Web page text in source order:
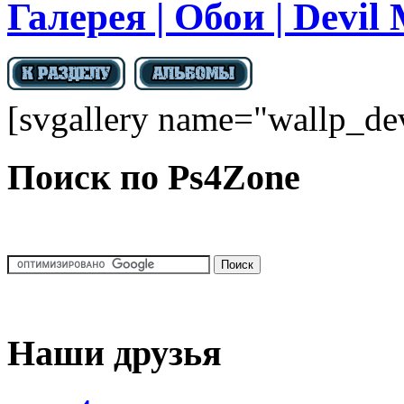
Галерея | Обои | Devil
[svgallery
Поиск по Ps4Zone
Наши друзья